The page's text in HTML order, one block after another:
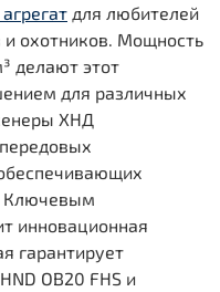
для любителей
охотников. Мощность
делают этот
для различных
ХНД
Ключевым
инновационная
гарантирует
OB20 FHS и